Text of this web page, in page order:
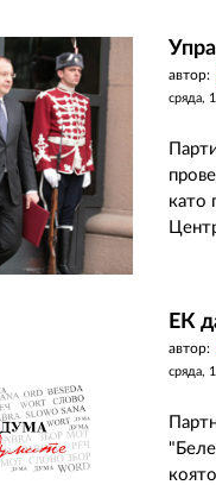
автор:
сряда,
като
ЕК
автор:
сряда,